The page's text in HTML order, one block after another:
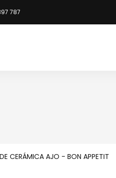
787
CERÁMICA AJO - BON APPETIT